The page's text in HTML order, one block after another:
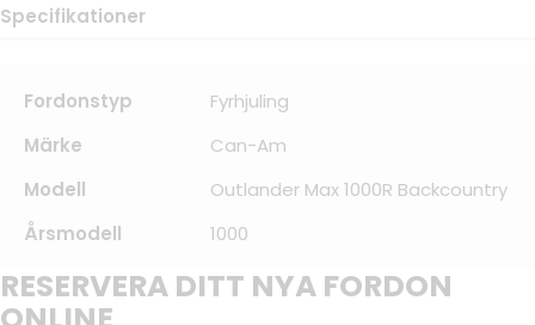
Specifikationer
Fordonstyp
Fyrhjuling
Märke
Can-Am
Modell
Outlander Max 1000R Backcountry
Årsmodell
1000
RESERVERA DITT NYA FORDON